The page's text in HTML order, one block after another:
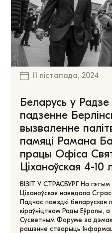
11 лістапада, 2024
Беларусь у
падзенне
вызваленне
памяці Рамана
працы Офіса
Ціханоўская 4-10
ВІЗІТ У СТРАСБУРГ На гэтым
Ціханоўская наведала
Падчас паездкі беларуская
кіраўніцтвам Рады Еўропы,
Сусветным Форуме за
рашэнне стварыць